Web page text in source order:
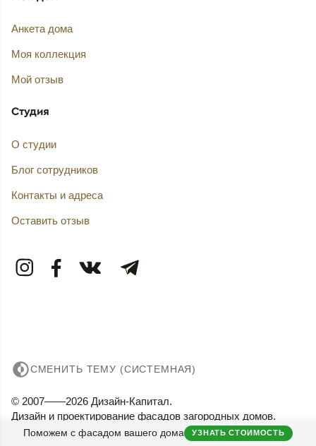
Поможем с фасадом вашего дома УЗНАТЬ СТОИМОСТЬ
Анкета дома
Моя коллекция
Мой отзыв
Студия
О студии
Блог сотрудников
Контакты и адреса
Оставить отзыв
СМЕНИТЬ ТЕМУ (СИСТЕМНАЯ)
© 2007——2026 Дизайн-Капитал.
Дизайн и проектирование фасадов загородных домов.
Конфиденциальность